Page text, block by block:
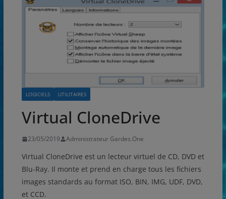
LOGICIELS UTILITAIRES
Virtual CloneDrive
23/05/2019 Administrateur Gardes.One
Virtual CloneDrive est un lecteur virtuel de CD, DVD et
Blu-Ray. Il monte et prend en charge tous les fichiers
images standards au format ISO, BIN, IMG, UDF, DVD,
et CCD.